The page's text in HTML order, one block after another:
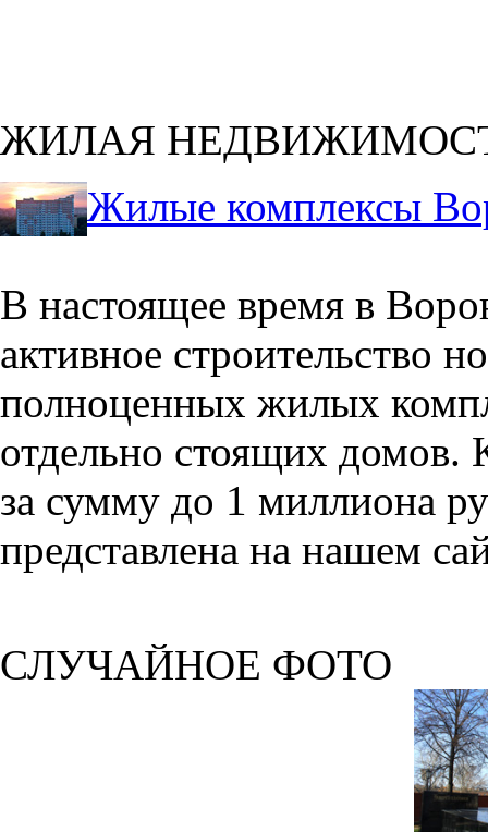
ЖИЛАЯ
Жилые комплексы
В настоящее время в
активное строительство
полноценных жилых
отдельно стоящих домов.
за сумму до 1 миллиона
представлена на нашем
СЛУЧАЙНОЕ ФОТО